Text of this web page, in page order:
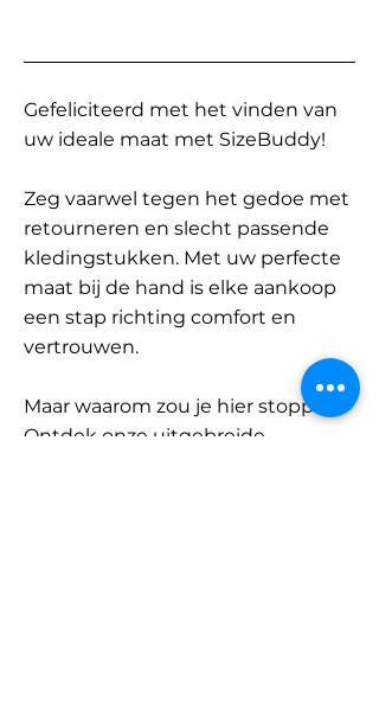
Gefeliciteerd met het vinden van
uw ideale maat met SizeBuddy!
Zeg vaarwel tegen het gedoe met
retourneren en slecht passende
kledingstukken. Met uw perfecte
maat bij de hand is elke aankoop
een stap richting comfort en
vertrouwen.
Maar waarom zou je hier stoppen?
Ontdek onze uitgebreide